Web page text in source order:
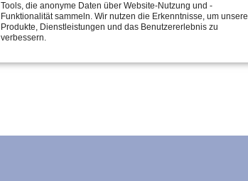
Tools, die anonyme Daten über Website-Nutzung und -
Funktionalität sammeln. Wir nutzen die Erkenntnisse, um unsere
Produkte, Dienstleistungen und das Benutzererlebnis zu
verbessern.